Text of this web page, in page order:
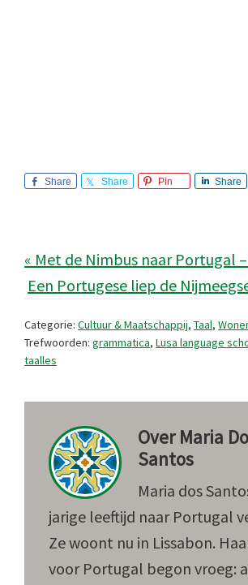
Share Share Pin Share
« Met de Nimbus naar Portugal
Een Portugese liep de
Categorie: Cultuur & Maatschappij, Taal,
Trefwoorden: grammatica, Lusa language
taalles
OverMaria
Santos
Maria dos
jarige leeftijd naar Portugal
Ze woont nu in Lissabon.
voor Portugal begon vroeg: